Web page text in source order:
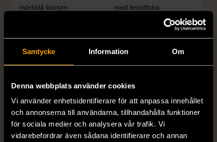
Samtycke Information Om
Denna webbplats använder cookies
Vi använder enhetsidentifierare för att anpassa innehållet
och annonserna till användarna, tillhandahålla funktioner
för sociala medier och analysera vår trafik. Vi
vidarebefordrar även sådana identifierare och annan
mörkblå kostym
399 kr
med bröstficka
Mycket gott skick
399 kr